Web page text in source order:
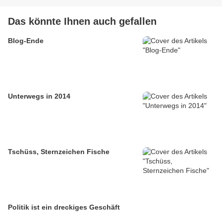
Das könnte Ihnen auch gefallen
Blog-Ende
Unterwegs in 2014
Tschüss, Sternzeichen Fische
Politik ist ein dreckiges Geschäft